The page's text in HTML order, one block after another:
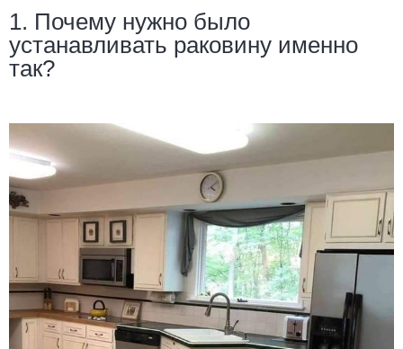
1. Почему нужно было
устанавливать раковину именно
так?